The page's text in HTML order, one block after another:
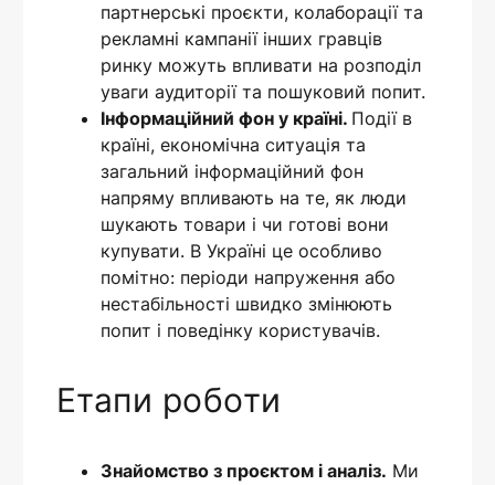
партнерські проєкти, колаборації та
рекламні кампанії інших гравців
ринку можуть впливати на розподіл
уваги аудиторії та пошуковий попит.
Інформаційний фон у країні. Події в
країні, економічна ситуація та
загальний інформаційний фон
напряму впливають на те, як люди
шукають товари і чи готові вони
купувати. В Україні це особливо
помітно: періоди напруження або
нестабільності швидко змінюють
попит і поведінку користувачів.
Етапи роботи
Знайомство з проєктом і аналіз. Ми